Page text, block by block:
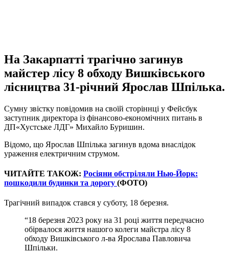
На Закарпатті трагічно загинув
майстер лісу 8 обходу Вишківського
лісництва 31-річний Ярослав Шпілька.
Сумну звістку повідомив на своїй сторіннці у Фейсбук
заступник директора із фінансово-економічних питань в
ДП«Хустське ЛДГ» Михайло Буришин.
Відомо, що Ярослав Шпілька загинув вдома внаслідок
ураження електричним струмом.
ЧИТАЙТЕ ТАКОЖ: Росіяни обстріляли Нью-Йорк:
пошкодили будинки та дорогу (ФОТО)
Трагічний випадок стався у суботу, 18 березня.
“18 березня 2023 року на 31 році життя передчасно
обірвалося життя нашого колеги майстра лісу 8
обходу Вишківського л-ва Ярослава Павловича
Шпільки.